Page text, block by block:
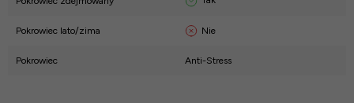
Pokrowiec lato/zima Nie
Pokrowiec Anti-Stress